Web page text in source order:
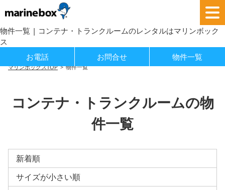
物件一覧 | コンテナ・トランクルームのレンタルはマリンボック
ス
お電話
お問合せ 物件一覧
マリンボックスTOP 物件一覧
コンテナ・トランクルームの物
件一覧
新着順
サイズが小さい順